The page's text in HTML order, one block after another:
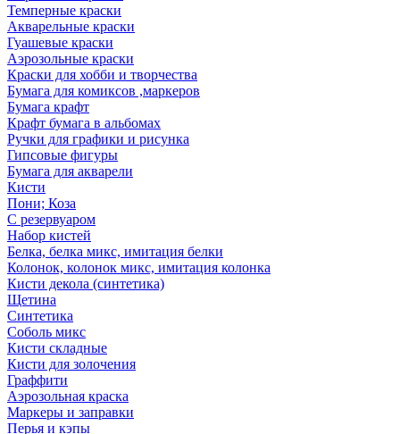
Темперные краски
Акварельные краски
Гуашевые краски
Аэрозольные краски
Краски для хобби и творчества
Бумага для комиксов ,маркеров
Бумага крафт
Крафт бумага в альбомах
Ручки для графики и рисунка
Гипсовые фигуры
Бумага для акварели
Кисти
Пони; Коза
С резервуаром
Набор кистей
Белка, белка микс, имитация белки
Колонок, колонок микс, имитация колонка
Кисти декола (синтетика)
Щетина
Синтетика
Соболь микс
Кисти складные
Кисти для золочения
Граффити
Аэрозольная краска
Маркеры и заправки
Перья и кэпы